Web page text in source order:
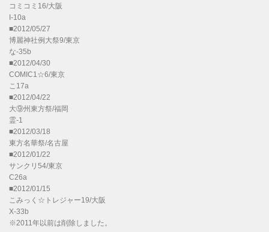
コミコミ16/大阪
I-10a
■2012/05/27
博麗神社例大祭9/東京
な-35b
■2012/04/30
COMIC1☆6/東京
こ17a
■2012/04/22
大⑨州東方祭/福岡
霊-1
■2012/03/18
東方名華祭/名古屋
■2012/01/22
サンクリ54/東京
C26a
■2012/01/15
こみっく☆トレジャー19/大阪
X-33b
※2011年以前は削除しました。